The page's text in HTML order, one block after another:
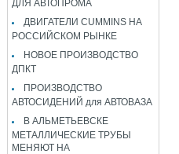
ДЛЯ АВТОПРОМА
ДВИГАТЕЛИ CUMMINS НА
РОССИЙСКОМ РЫНКЕ
НОВОЕ ПРОИЗВОДСТВО
ДПКТ
ПРОИЗВОДСТВО
АВТОСИДЕНИЙ для АВТОВАЗА
В АЛЬМЕТЬЕВСКЕ
МЕТАЛЛИЧЕСКИЕ ТРУБЫ
МЕНЯЮТ НА